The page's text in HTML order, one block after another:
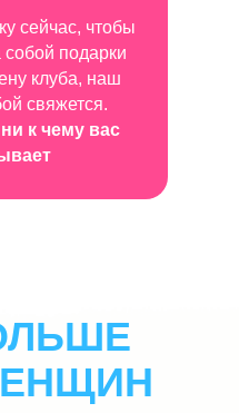
сейчас, чтобы
собой подарки
клуба, наш
свяжется.
к чему вас